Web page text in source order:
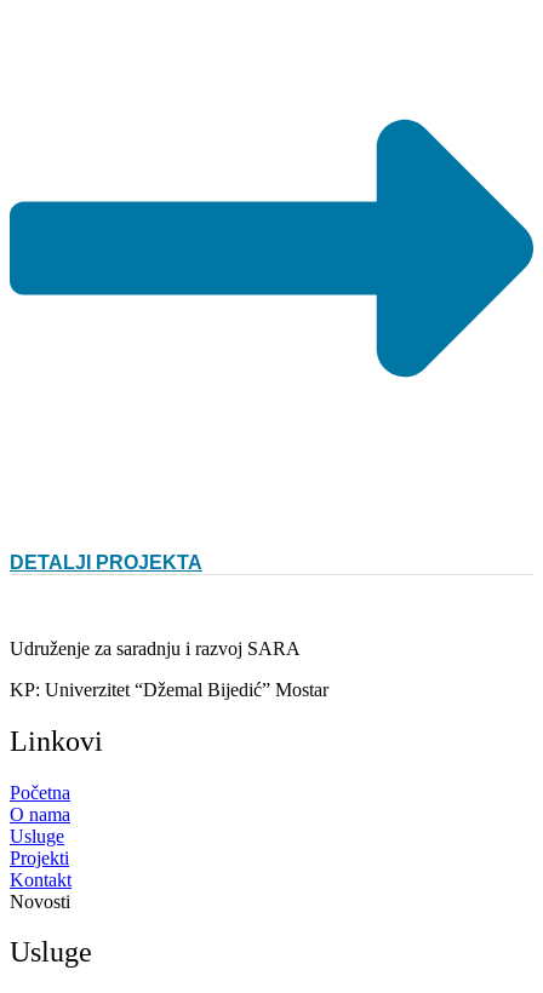
DETALJI PROJEKTA
Udruženje za saradnju i razvoj SARA
KP: Univerzitet “Džemal Bijedić” Mostar
Linkovi
Početna
O nama
Usluge
Projekti
Kontakt
Novosti
Usluge